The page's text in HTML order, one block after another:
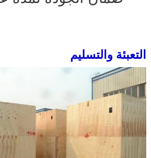
التعبئة والتسليم